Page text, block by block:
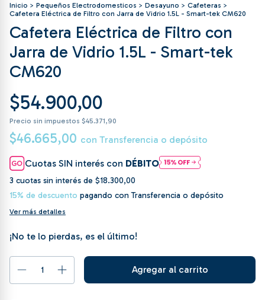
Inicio > Pequeños Electrodomesticos > Desayuno > Cafeteras >
Cafetera Eléctrica de Filtro con Jarra de Vidrio 1.5L - Smart-tek CM620
Cafetera Eléctrica de Filtro con
Jarra de Vidrio 1.5L - Smart-tek
CM620
$54.900,00
Precio sin impuestos $45.371,90
$46.665,00 con Transferencia o depósito
Cuotas SIN interés con DÉBITO
3 cuotas sin interés de $18.300,00
15% de descuento pagando con Transferencia o depósito
Ver más detalles
¡No te lo pierdas, es el último!